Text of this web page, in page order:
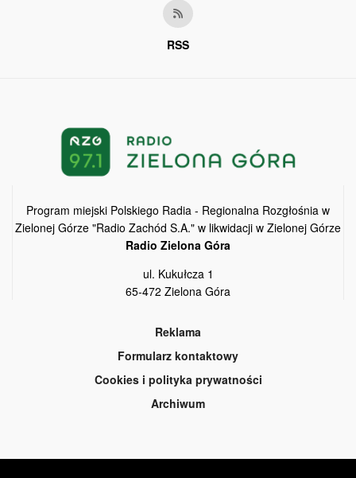
RSS
Program miejski Polskiego Radia - Regionalna Rozgłośnia w
Zielonej Górze "Radio Zachód S.A." w likwidacji w Zielonej Górze
Radio Zielona Góra
ul. Kukułcza 1
65-472 Zielona Góra
Reklama
Formularz kontaktowy
Cookies i polityka prywatności
Archiwum